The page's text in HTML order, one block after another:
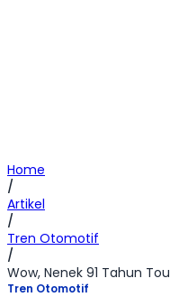
Home
/
Artikel
/
Tren Otomotif
/
Tren Otomotif